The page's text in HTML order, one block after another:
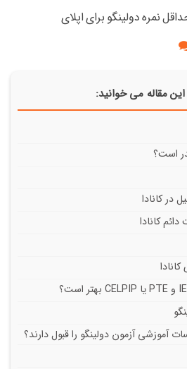
نمره دولینگو برای اپلای
مقاله می خوانید:
است؟
در کانادا
کانادا
آموزشی آزمون دولینگو را قبول دارند؟